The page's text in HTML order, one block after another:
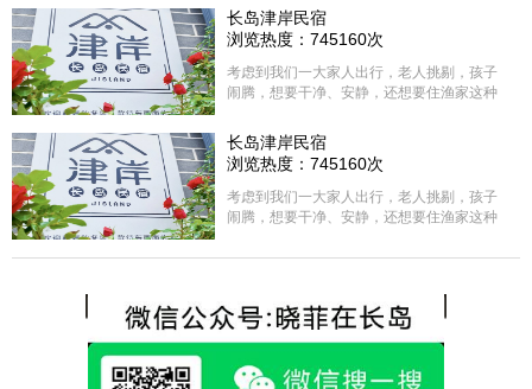
长岛津岸民宿
浏览热度：745160次
考虑到我们一大家人出行，老人挑剔，孩子
闹腾，想要干净、安静，还想要住渔家这种
选择津岸民宿，实际体验客房很干净，饭菜
方面家里老人也很满意，整体饭菜给搭配的
很好，每顿饭也不重样的，海鲜确实是非常
的新鲜呢，另外值得一提的是，他家的海菜
包子非常好吃。 其实长岛可选的酒店、民宿
各不相同，可以根据自己的喜好选择。非常
热情，能根据我提出的需求来安排房间，这
点很好。
长岛津岸民宿
浏览热度：745160次
考虑到我们一大家人出行，老人挑剔，孩子
闹腾，想要干净、安静，还想要住渔家这种
选择津岸民宿，实际体验客房很干净，饭菜
很好，每顿饭也不重样的，海鲜确实是非常
的新鲜呢，另外值得一提的是，他家的海菜
包子非常好吃。 其实长岛可选的酒店、民宿
各不相同，可以根据自己的喜好选择。非常